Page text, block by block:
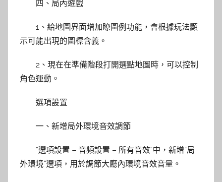
四、局內遊戲
1、給地圖界面增加瞭圖例功能，會根據玩法顯
示可能出現的圖標含義。
2、現在在準備階段打開選點地圖時，可以控制
角色運動。
選項設置
一、新增局外環境音效調節
“選項設置 – 音頻設置 – 所有音效”中，新增“局
外環境”選項，用於調節大廳內環境音效音量。